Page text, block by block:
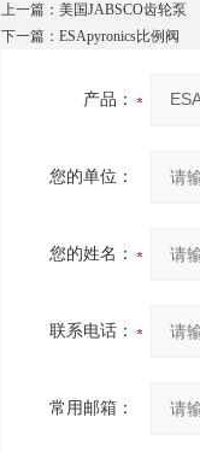
上一篇： 美国JABSCO齿轮泵
下一篇： ESApyronics比例阀
产品：
您的单位：
您的姓名：
联系电话：
常用邮箱：